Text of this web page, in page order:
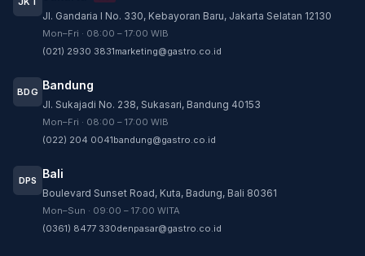
Jl. Gandaria I No. 330, Kebayoran Baru, Jakarta Selatan 12130
Mon–Fri · 08:00 – 17:00 WIB
(021) 2930 3831marketing@gastro.co.id
BDG Bandung
Jl. Sukajadi No. 238, Sukasari, Bandung 40153
Mon–Fri · 08:00 – 17:00 WIB
(022) 204 0041bandung@gastro.co.id
DPS Bali
Boulevard Sunset Road, Kuta, Badung, Bali 80361
Mon–Sun · 09:00 – 17:00 WITA
(0361) 8477 330denpasar@gastro.co.id
Customer Service
sesuai kebutuhan Anda.
Tim biasanya membalas dalam beberapa menit.
CS - Tanya Produk Gastro
CS - Sparepart Gastro
Konsultasi dan pembelian sparepart